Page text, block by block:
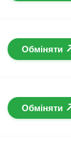
Обміняти
Обміняти